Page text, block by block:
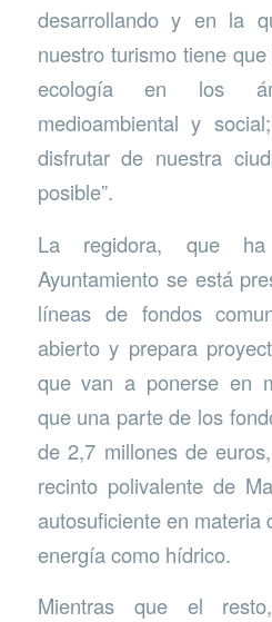
desarrollando y en la
nuestro turismo tiene
ecología en los
medioambiental y
disfrutar de nuestra
posible”.
La regidora, que
Ayuntamiento se está
líneas de fondos
abierto y prepara
que van a ponerse en
que una parte de los
de 2,7 millones de
recinto polivalente de
autosuficiente en materia
energía como hídrico.
Mientras que el